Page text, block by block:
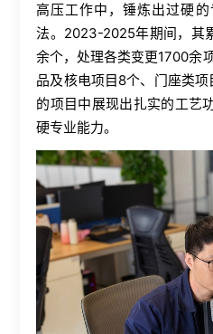
高压工作中，锤炼出过硬
法。2023-2025年期间，其
余个，处理各类变更1700余
品及核电项目8个、门座类
的项目中展现出扎实的工艺
硬专业能力。